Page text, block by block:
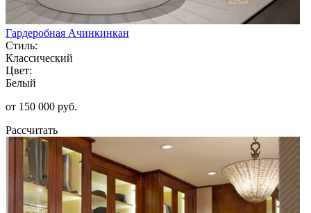
Гардеробная Ачинкинкан
Стиль:
Классический
Цвет:
Белый
от 150 000 руб.
Рассчитать